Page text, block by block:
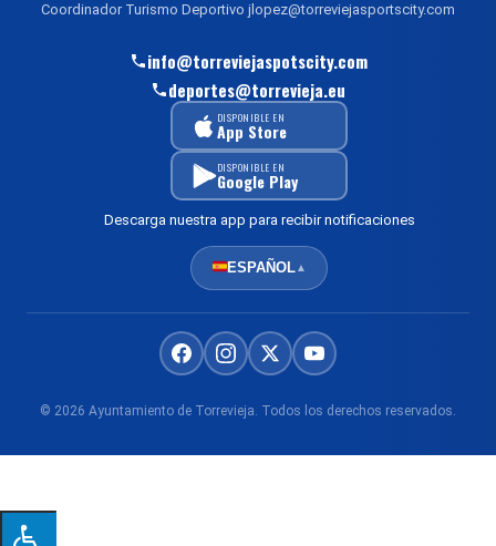
Coordinador Turismo Deportivo jlopez@torreviejasportscity.com
info@torreviejaspotscity.com
deportes@torrevieja.eu
DISPONIBLE EN
App Store
DISPONIBLE EN
Google Play
Descarga nuestra app para recibir notificaciones
ESPAÑOL▲
© 2026 Ayuntamiento de Torrevieja. Todos los derechos reservados.